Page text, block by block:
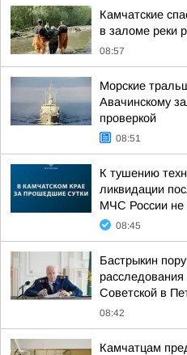
Камчатские
в заломе реки
08:57
Морские
Авачинскому
проверкой
08:51
К тушению
ликвидации
МЧС России не
08:45
Бастрыкин
Советской в
08:42
Камчатцам